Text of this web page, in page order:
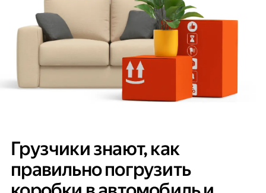
Грузчики знают, как
правильно погрузить